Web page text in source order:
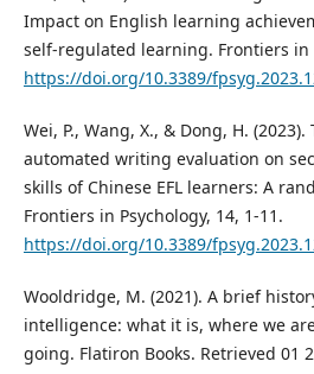
Impact on English learning
self-regulated learning. Frontiers in
https://doi.org/10.3389/
Wei, P., Wang, X., & Dong, H.
automated writing evaluation on
skills of Chinese EFL learners: A
Frontiers in Psychology, 14, 1-11.
https://doi.org/10.3389/
Wooldridge, M. (2021). A brief
intelligence: what it is, where we
going. Flatiron Books. Retrieved 01